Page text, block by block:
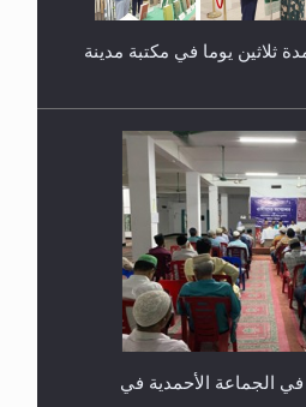
ثلاثين يوما في مكتبة مدينة
الجماعة الأحمدية في